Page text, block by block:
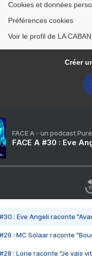
Cookies et données
Préférences cookies
Voir le profil de LA
Créer
FACE A - un podcast
FACE A #30 : Eve
#30 : Eve Angeli raconte
#29 : MC Solaar raconte
#28 : Lorie raconte "Je vais